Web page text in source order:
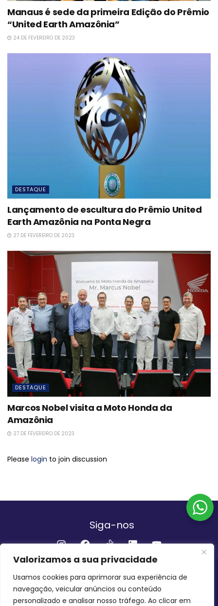
Valorizamos a sua privacidade
Usamos cookies para aprimorar sua experiência de
navegação, veicular anúncios ou conteúdo
personalizado e analisar nosso tráfego. Ao clicar em
Manaus é sede da primeira Edição do Prêmio
“United Earth Amazônia”
24 DE FEVEREIRO DE 2023
DESTAQUE
Lançamento de escultura do Prêmio United
Earth Amazônia na Ponta Negra
27 DE FEVEREIRO DE 2023
DESTAQUE
Marcos Nobel visita a Moto Honda da
Amazônia
27 DE FEVEREIRO DE 2023
Please login to join discussion
Siga-nos
Institucional
QUEM SOMOS FALE CONOSCO